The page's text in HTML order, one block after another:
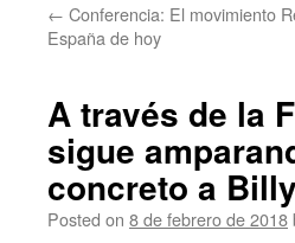
content
← Conferencia: El movimiento
España de hoy
A través de la
sigue
concreto a
Posted on 8 de febrero de 2018